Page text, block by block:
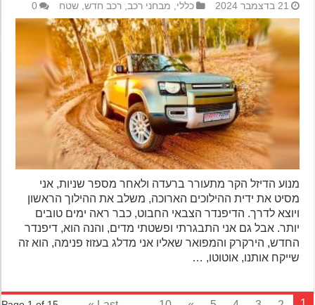
21 בדצמבר 2024 כללי,מבחני רכב,רכב חדש,שטח 0
מנוע הדיזל הקר מתעורר ברעדה ולאחר מספר שניות, אני
מסיט את ידית ההילוכים הארוכה, משלב את ההילוך הראשון
ויוצא לדרך. הדיפנדר הצבאי החבוט, כבר ראה ימים טובים
יותר. אבל גם אני התבגרתי ופשטתי מדים, והנה הוא, דיפנדר
החדש, הירקרק והמפואר שאליו אני מדלג בעזוז פנימה, הוא זה
שייקח אותנו, אוטוטו, …